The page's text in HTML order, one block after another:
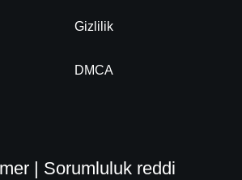
Gizlilik
DMCA
| Sorumluluk reddi